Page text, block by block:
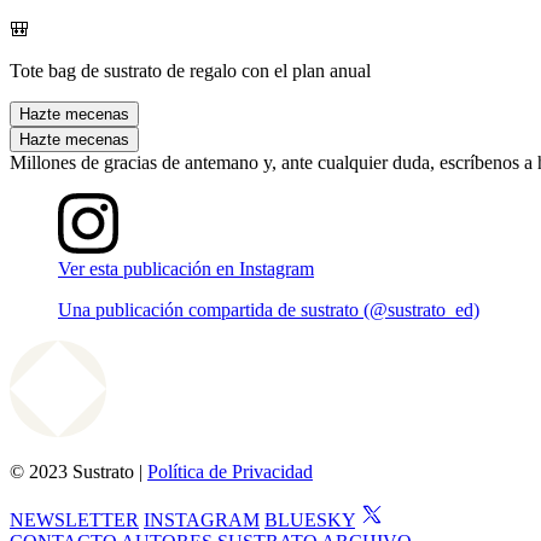
🎒
Tote bag de sustrato de regalo con el plan anual
Hazte mecenas
Hazte mecenas
Millones de gracias de antemano y, ante cualquier duda, escríbenos a
Ver esta publicación en Instagram
Una publicación compartida de sustrato (@sustrato_ed)
© 2023 Sustrato | Política de Privacidad
NEWSLETTER INSTAGRAM BLUESKY